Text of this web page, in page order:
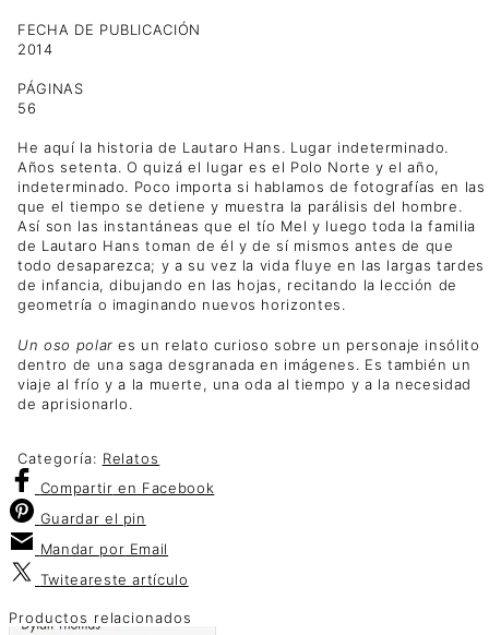
FECHA DE PUBLICACIÓN
2014
PÁGINAS
56
He aquí la historia de Lautaro Hans. Lugar indeterminado.
Años setenta. O quizá el lugar es el Polo Norte y el año,
indeterminado. Poco importa si hablamos de fotografías en las
que el tiempo se detiene y muestra la parálisis del hombre.
Así son las instantáneas que el tío Mel y luego toda la familia
de Lautaro Hans toman de él y de sí mismos antes de que
todo desaparezca; y a su vez la vida fluye en las largas tardes
de infancia, dibujando en las hojas, recitando la lección de
geometría o imaginando nuevos horizontes.
Un oso polar es un relato curioso sobre un personaje insólito
dentro de una saga desgranada en imágenes. Es también un
viaje al frío y a la muerte, una oda al tiempo y a la necesidad
de aprisionarlo.
Categoría: Relatos
Compartir en Facebook
Guardar el pin
Mandar por Email
Twiteareste artículo
Productos relacionados